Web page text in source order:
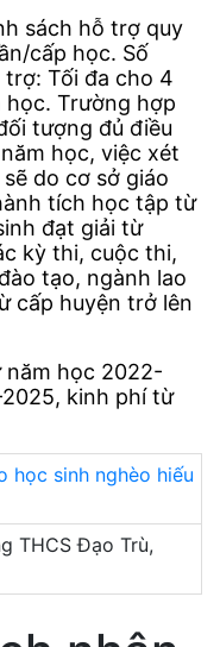
sách hỗ trợ quy
cấp học. Số
Tối đa cho 4
học. Trường hợp
tượng đủ điều
học, việc xét
do cơ sở giáo
tích học tập từ
đạt giải từ
kỳ thi, cuộc thi,
tạo, ngành lao
cấp huyện trở lên
học 2022-
kinh phí từ
THCS Đạo Trù,